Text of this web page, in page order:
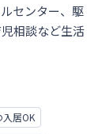
センター、駆
相談など生活
入居OK